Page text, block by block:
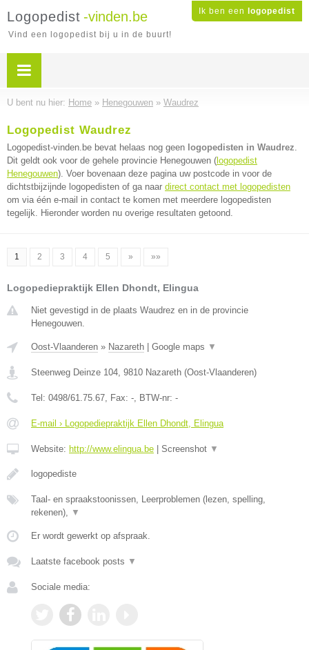
Ik ben een logopedist
Logopedist -vinden.be
Vind een logopedist bij u in de buurt!
U bent nu hier: Home » Henegouwen » Waudrez
Logopedist Waudrez
Logopedist-vinden.be bevat helaas nog geen logopedisten in Waudrez.
Dit geldt ook voor de gehele provincie Henegouwen ( logopedist
Henegouwen). Voer bovenaan deze pagina uw postcode in voor de
dichtstbijzijnde logopedisten of ga naar direct contact met logopedisten
om via één e-mail in contact te komen met meerdere logopedisten
tegelijk. Hieronder worden nu overige resultaten getoond.
1 2 3 4 5 » »»
Logopediepraktijk Ellen Dhondt, Elingua
Niet gevestigd in de plaats Waudrez en in de provincie
Henegouwen.
Oost-Vlaanderen » Nazareth Google maps ▼
Steenweg Deinze 104, 9810 Nazareth (Oost-Vlaanderen)
Tel: 0498/61.75.67, Fax: -, BTW-nr: -
E-mail › Logopediepraktijk Ellen Dhondt, Elingua
Website: http://www.elingua.be Screenshot ▼
logopediste
Taal- en spraakstoonissen, Leerproblemen (lezen, spelling,
rekenen), ▼
Er wordt gewerkt op afspraak.
Laatste facebook posts ▼
Sociale media: